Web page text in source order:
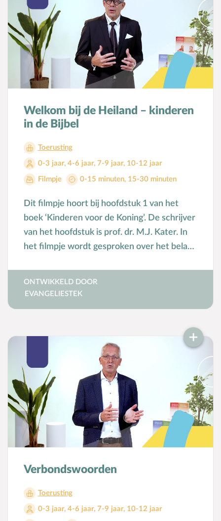
Pinksteren
Pleeggezin
Probleemgedrag
Puberteit
School
Seksuele opvoeding
Sociale media
Spel en speelgoed
Straffen en belonen
Taakverdeling
Talenten
Vader-kindrelatie
Vakantie
Verhuizen
Verlies
Voeding
Voorbeeldgebeden
Zakgeld
Zending
Ziekte
Zondag
Zwangerschap
Welkom bij de Heiland – kinderen
in de Bijbel
Toerusting
0-3 jaar, 4-6 jaar, 7-9 jaar, 10-12 jaar
Filmpje 0-15 minuten, 15-30 minuten
Dit filmpje hoort bij hoofdstuk 1 van het
boek ‘Kinderen voor de Koning’. De schrijver
van het hoofdstuk is prof. dr. M.J. Kater. In
het filmpje wordt gesproken over het belang
ONTWIKKELD DOOR
EVANGELIESTEK
Verbondswoorden
Toerusting
0-3 jaar, 4-6 jaar, 7-9 jaar, 10-12 jaar